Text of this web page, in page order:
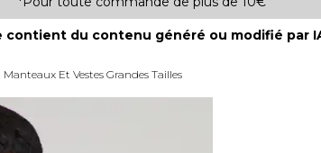
contient du contenu généré ou modifié par
Manteaux Et Vestes Grandes Tailles